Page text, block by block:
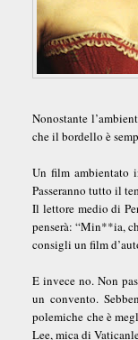
Nonostante
che il bordello è
Un film ambientato
Passeranno tutto il
Il lettore medio di
penserà: “Min**ia,
consigli un film
E invece no. Non
un convento.
polemiche che è
Lee, mica di